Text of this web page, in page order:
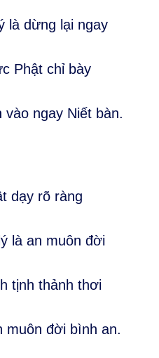
là dừng lại ngay
Phật chỉ bày
ngay Niết bàn.
dạy rõ ràng
là an muôn đời
tịnh thảnh thơi
muôn đời bình an.